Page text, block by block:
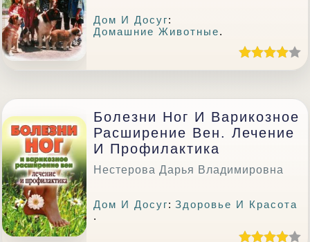
Дом И Досуг:
Домашние Животные.
Болезни Ног И Варикозное
Расширение Вен. Лечение
И Профилактика
Нестерова Дарья Владимировна
Дом И Досуг:Здоровье И Красота
.